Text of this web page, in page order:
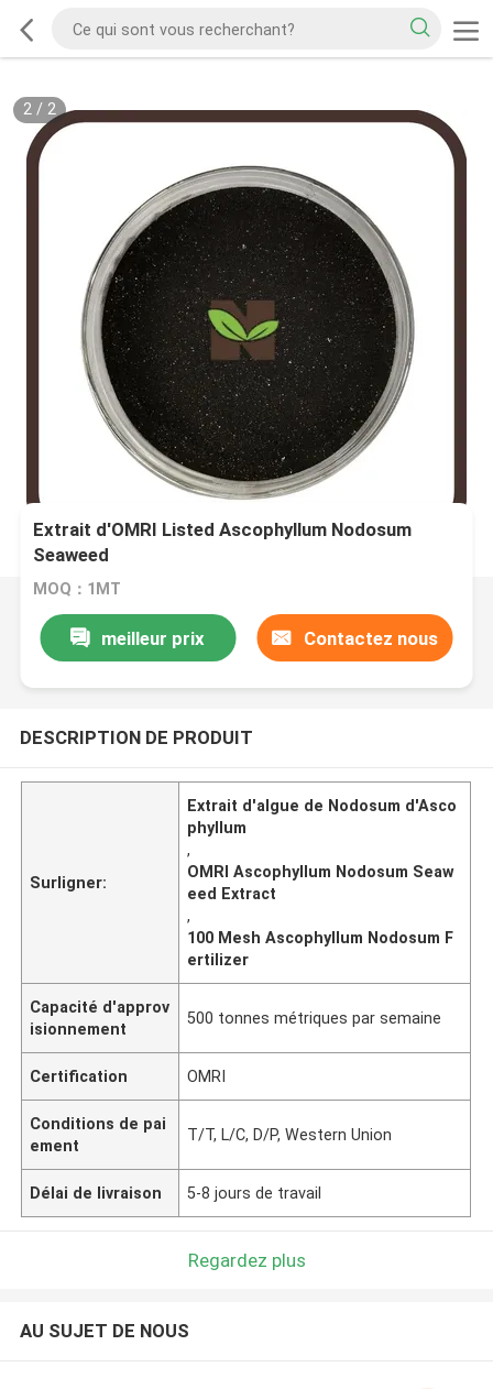
2/ 2
Extrait d'OMRI Listed Ascophyllum Nodosum
Seaweed
MOQ：1MT
meilleur prix Contactez nous
DESCRIPTION DE PRODUIT
Surligner:
Extrait d'algue de Nodosum d'Asco
phyllum
,
OMRI Ascophyllum Nodosum Seaw
eed Extract
,
100 Mesh Ascophyllum Nodosum F
ertilizer
Capacité d'approv
isionnement
500 tonnes métriques par semaine
Certification OMRI
Conditions de pai
ement
T/T, L/C, D/P, Western Union
Délai de livraison 5-8 jours de travail
Regardez plus
AU SUJET DE NOUS